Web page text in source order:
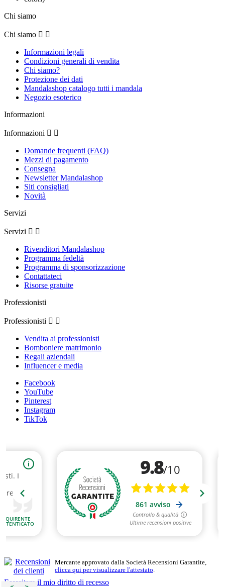
Chi siamo
Chi siamo  
Informazioni legali
Condizioni generali di vendita
Chi siamo?
Protezione dei dati
Mandalashop catalogo tutti i mandala
Negozio esoterico
Informazioni
Informazioni  
Domande frequenti (FAQ)
Mezzi di pagamento
Consegna
Newsletter Mandalashop
Siti consigliati
Novità
Servizi
Servizi  
Rivenditori Mandalashop
Programma fedeltà
Programma di sponsorizzazione
Contattateci
Risorse gratuite
Professionisti
Professionisti  
Vendita ai professionisti
Bomboniere matrimonio
Regali aziendali
Influencer e media
Facebook
YouTube
Pinterest
Instagram
TikTok
Mercante approvato dalla Società Recensioni Garantite,
clicca qui per visualizzare l'attestato.
Esercitare il mio diritto di recesso